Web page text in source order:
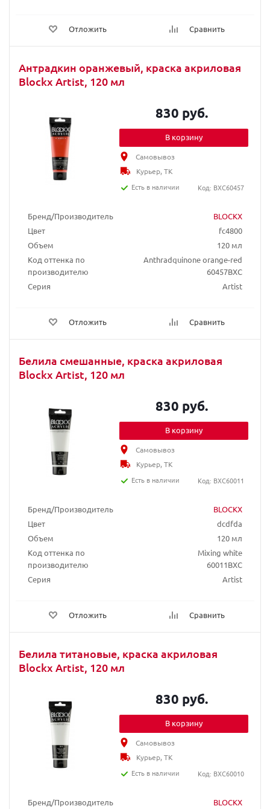
Отложить Сравнить
Антрадкин оранжевый, краска акриловая
Blockx Artist, 120 мл
Бренд/Производитель
BLOCKX
Цвет
fc4800
Объем
120 мл
Код оттенка по
производителю
Anthradquinone orange-red
60457BXC
Серия
Artist
Отложить Сравнить
830 руб.
В корзину
Самовывоз
Курьер, ТК
Есть в наличии
Код: BXC60457
Белила смешанные, краска акриловая
Blockx Artist, 120 мл
Бренд/Производитель
BLOCKX
Цвет
dcdfda
Объем
120 мл
Код оттенка по
производителю
Mixing white
60011BXC
Серия
Artist
Отложить Сравнить
830 руб.
В корзину
Самовывоз
Курьер, ТК
Есть в наличии
Код: BXC60011
Белила титановые, краска акриловая
Blockx Artist, 120 мл
Бренд/Производитель BLOCKX
830 руб.
В корзину
Самовывоз
Курьер, ТК
Есть в наличии
Код: BXC60010